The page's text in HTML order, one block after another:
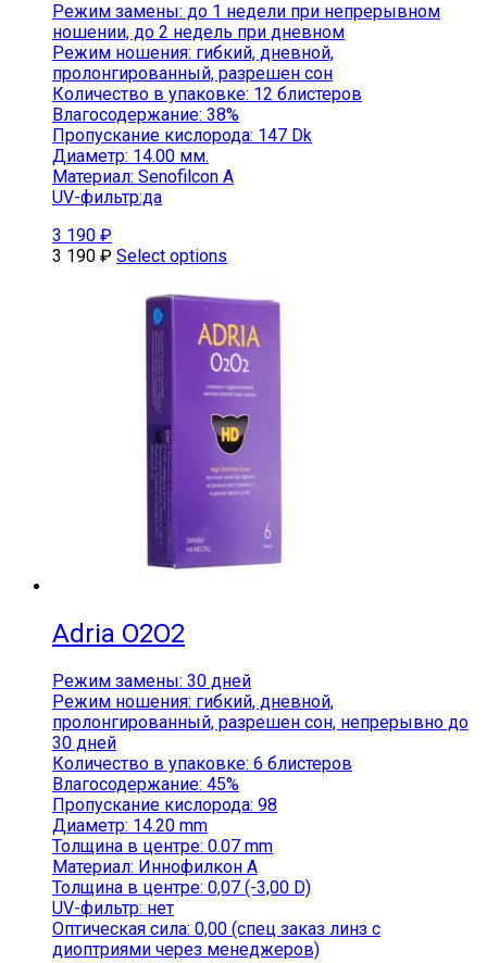
Режим замены: до 1 недели при непрерывном
ношении, до 2 недель при дневном
Режим ношения: гибкий, дневной,
пролонгированный, разрешен сон
Количество в упаковке: 12 блистеров
Влагосодержание: 38%
Пропускание кислорода: 147 Dk
Диаметр: 14.00 мм.
Материал: Senofilcon A
UV-фильтр:да
3 190 ₽
3 190 ₽ Select options
Adria O2O2
Режим замены: 30 дней
Режим ношения: гибкий, дневной,
пролонгированный, разрешен сон, непрерывно до
30 дней
Количество в упаковке: 6 блистеров
Влагосодержание: 45%
Пропускание кислорода: 98
Диаметр: 14.20 mm
Толщина в центре: 0.07 mm
Материал: Иннофилкон А
Толщина в центре: 0,07 (-3,00 D)
UV-фильтр: нет
Оптическая сила: 0,00 (спец заказ линз с
диоптриями через менеджеров)